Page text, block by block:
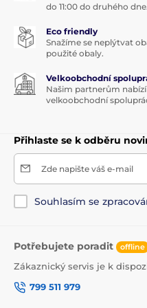
zvýšení produkce
pomáhá vyblednou
zvyšuje přirozenou
Typ pleti
typy pleti.
Účinky
aby pomohla hluboce
zatímco vodou
Kalima je havajské slovo
do 11:00 do druhého dne.
Eco friendly
Snažíme se neplýtvat
použité obaly.
Velkoobchodní
Našim partnerům
velkoobchodní
Přihlaste se k odběru
Zde napište váš e-mail
Souhlasím se
Potřebujete poradit offline
Zákaznický servis je k
799 511 979